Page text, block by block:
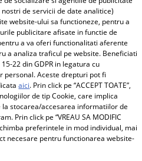
Tocmai a picat
adevărata 💣în showbiz!
Pentru PRIMA OARĂ,
Cabral rupe tăcerea
despre DIVORȚUL de
Andreea Ibacka, iar ce a
de servicii de date analitice)
website-ului sa functioneze, pentru a
publicitare afisate in functie de
a va oferi functionalitati aferente
a analiza traficul pe website. Beneficiati
22 din GDPR in legatura cu
personal. Aceste drepturi pot fi
aici. Prin click pe “ACCEPT TOATE”,
de tip Cookie, care implica
la stocarea/accesarea informatiilor de
Prin click pe “VREAU SA MODIFIC
preferintele in mod individual, mai
necesare pentru functionarea website-